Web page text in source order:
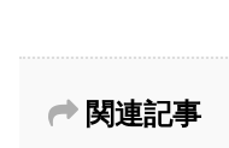
関連記事